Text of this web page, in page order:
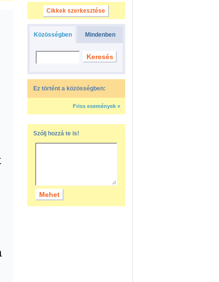
Cikkek szerkesztése
Közösségben Mindenben
Ez történt a közösségben:
Friss események »
Szólj hozzá te is!